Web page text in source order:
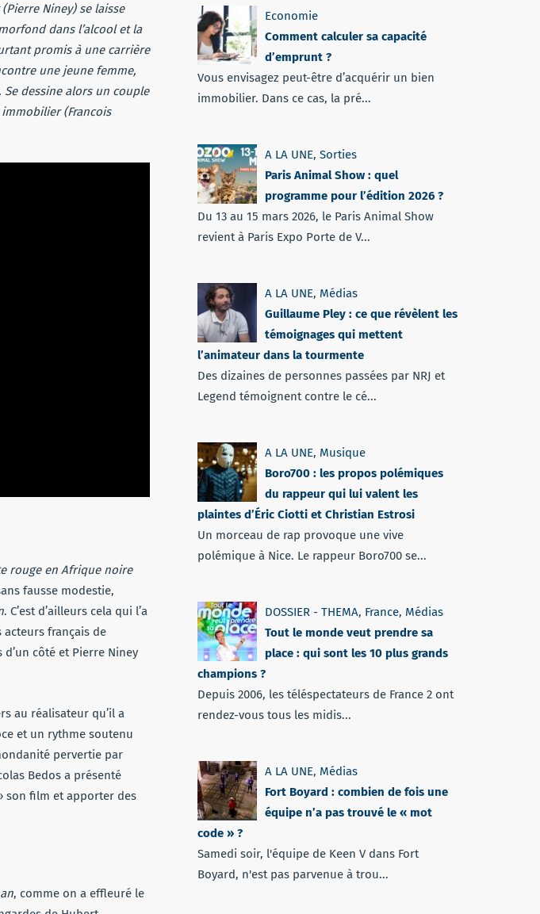
Niney) se laisse
dans l’alcool et la
promis à une carrière
une jeune femme,
dessine alors un couple
(Francois
rouge en Afrique noire
fausse modestie,
. C’est d’ailleurs cela qui l’a
français de
côté et Pierre Niney
au réalisateur qu’il a
et un rythme soutenu
pervertie par
Bedos a présenté
son film et apporter des
, comme on a effleuré le
Economie
Comment calculer sa capacité
d’emprunt ?
Vous envisagez peut-être d’acquérir un bien
immobilier. Dans ce cas, la pré...
A LA UNE, Sorties
Paris Animal Show : quel
programme pour l’édition 2026 ?
Du 13 au 15 mars 2026, le Paris Animal Show
revient à Paris Expo Porte de V...
A LA UNE, Médias
Guillaume Pley : ce que révèlent les
témoignages qui mettent
l’animateur dans la tourmente
Des dizaines de personnes passées par NRJ et
Legend témoignent contre le cé...
A LA UNE, Musique
Boro700 : les propos polémiques
du rappeur qui lui valent les
plaintes d’Éric Ciotti et Christian Estrosi
Un morceau de rap provoque une vive
polémique à Nice. Le rappeur Boro700 se...
DOSSIER - THEMA, France, Médias
Tout le monde veut prendre sa
place : qui sont les 10 plus grands
champions ?
Depuis 2006, les téléspectateurs de France 2 ont
rendez-vous tous les midis...
A LA UNE, Médias
Fort Boyard : combien de fois une
équipe n’a pas trouvé le « mot
code » ?
Samedi soir, l'équipe de Keen V dans Fort
Boyard, n'est pas parvenue à trou...